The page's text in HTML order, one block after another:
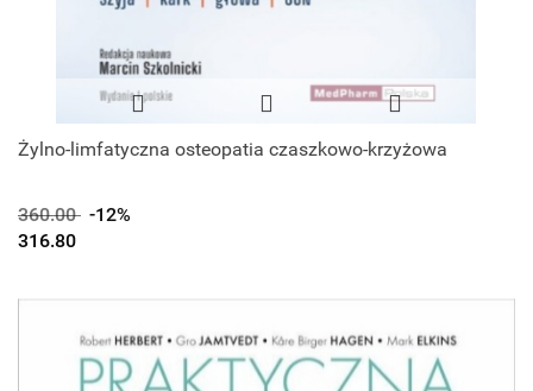
Żylno-limfatyczna osteopatia czaszkowo-krzyżowa
360.00 -12%
316.80